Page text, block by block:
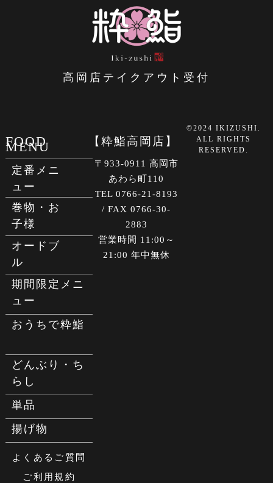
高岡店テイクアウト受付
FOOD
MENU
定番メニ
ュー
巻物・お
子様
オードブ
ル
期間限定メニ
ュー
おうちで粋鮨
どんぶり・ち
らし
単品
揚げ物
よくあるご質問
ご利用規約
【粋鮨高岡店】
〒933-0911 高岡市
あわら町110
TEL 0766-21-8193
/ FAX 0766-30-
2883
営業時間 11:00～
21:00 年中無休
©2024 IKIZUSHI.
ALL RIGHTS
RESERVED.